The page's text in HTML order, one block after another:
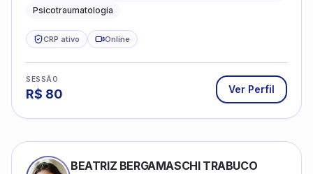
Psicotraumatologia
CRP ativo Online
SESSÃO
R$ 80 Ver Perfil
BEATRIZ BERGAMASCHI TRABUCO